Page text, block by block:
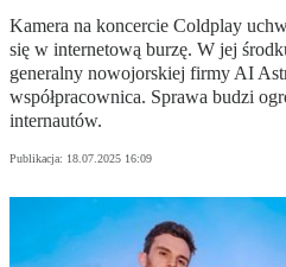
Kamera na koncercie Coldplay
się w internetową burzę. W jej
generalny nowojorskiej firmy AI
współpracownica. Sprawa budzi
internautów.
Publikacja: 18.07.2025 16:09